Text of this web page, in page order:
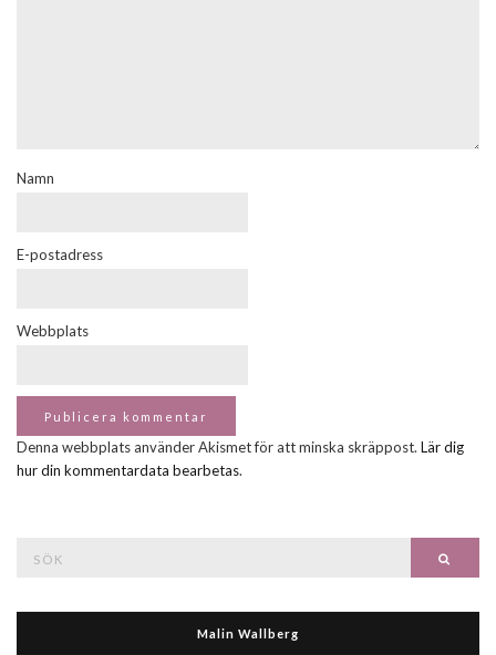
Namn
E-postadress
Webbplats
Denna webbplats använder Akismet för att minska skräppost. Lär dig
hur din kommentardata bearbetas.
Malin Wallberg